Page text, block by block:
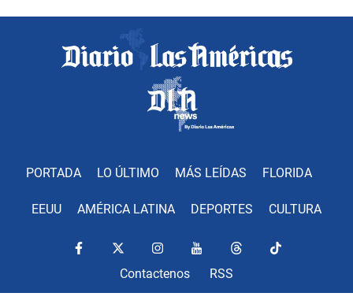
PORTADA LO ÚLTIMO MÁS LEÍDAS FLORIDA
EEUU AMÉRICA LATINA DEPORTES CULTURA
Contactenos RSS